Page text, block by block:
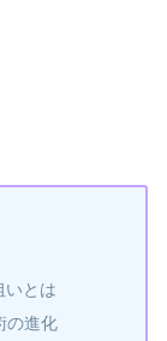
いとは
の進化